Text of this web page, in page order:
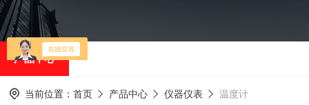
产品中心
当前位置： 首页 产品中心 仪器仪表 温度计